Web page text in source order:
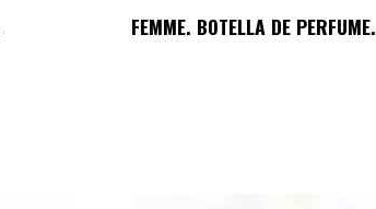
FEMME. BOTELLA DE PERFUME.